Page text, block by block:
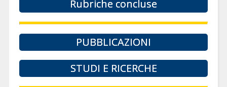
Rubriche concluse
PUBBLICAZIONI
STUDI E RICERCHE